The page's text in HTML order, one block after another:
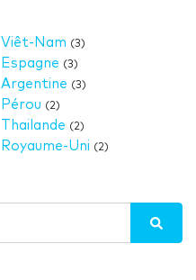
Viêt-Nam (3)
Espagne (3)
Argentine (3)
Pérou (2)
Thailande (2)
Royaume-Uni (2)